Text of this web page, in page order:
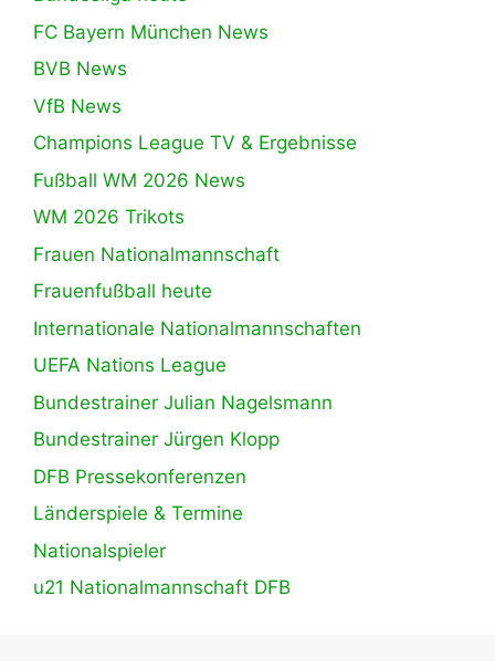
FC Bayern München News
BVB News
VfB News
Champions League TV & Ergebnisse
Fußball WM 2026 News
WM 2026 Trikots
Frauen Nationalmannschaft
Frauenfußball heute
Internationale Nationalmannschaften
UEFA Nations League
Bundestrainer Julian Nagelsmann
Bundestrainer Jürgen Klopp
DFB Pressekonferenzen
Länderspiele & Termine
Nationalspieler
u21 Nationalmannschaft DFB